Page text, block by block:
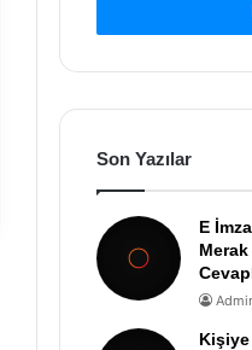
Son Yazılar
E
Kişiye